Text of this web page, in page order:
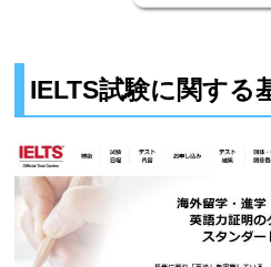
IELTS試験に関する